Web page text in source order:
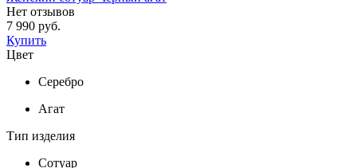
Нет отзывов
7 990 руб.
Купить
Цвет
Серебро
Агат
Тип изделия
Сотуар